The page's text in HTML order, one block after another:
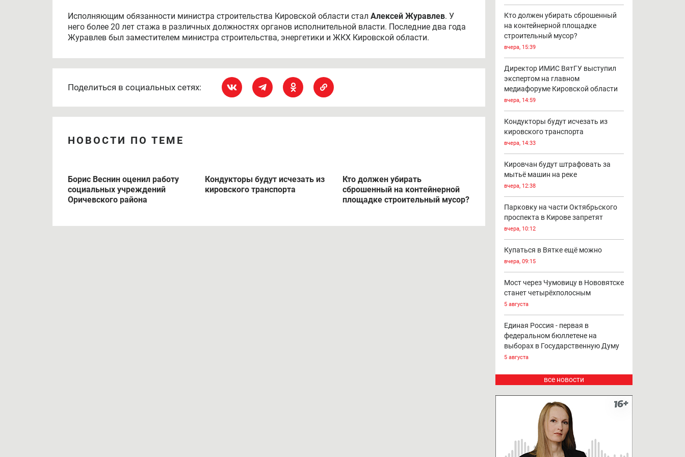
Исполняющим обязанности министра строительства Кировской области стал Алексей Журавлев. У
него более 20 лет стажа в различных должностях органов исполнительной власти. Последние два года
Журавлев был заместителем министра строительства, энергетики и ЖКХ Кировской области.
Поделиться в социальных сетях:
НОВОСТИ ПО ТЕМЕ
Борис Веснин оценил работу
социальных учреждений
Оричевского района
Кондукторы будут исчезать из
кировского транспорта
Кто должен убирать
сброшенный на контейнерной
площадке строительный мусор?
Кто должен убирать сброшенный
на контейнерной площадке
строительный мусор?
вчера, 15:39
Директор ИМИС ВятГУ выступил
экспертом на главном
медиафоруме Кировской области
вчера, 14:59
Кондукторы будут исчезать из
кировского транспорта
вчера, 14:33
Кировчан будут штрафовать за
мытьё машин на реке
вчера, 12:38
Парковку на части Октябрьского
проспекта в Кирове запретят
вчера, 10:12
Купаться в Вятке ещё можно
вчера, 09:15
Мост через Чумовицу в Нововятске
станет четырёхполосным
5 августа
Единая Россия - первая в
федеральном бюллетене на
выборах в Государственную Думу
5 августа
все новости